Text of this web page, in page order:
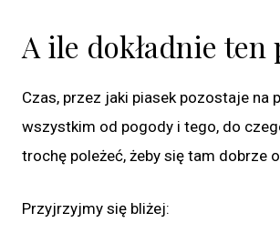
A ile dokładnie ten
Czas, przez jaki piasek pozostaje na
wszystkim od pogody i tego, do
trochę poleżeć, żeby się tam dobrze
Przyjrzyjmy się bliżej: